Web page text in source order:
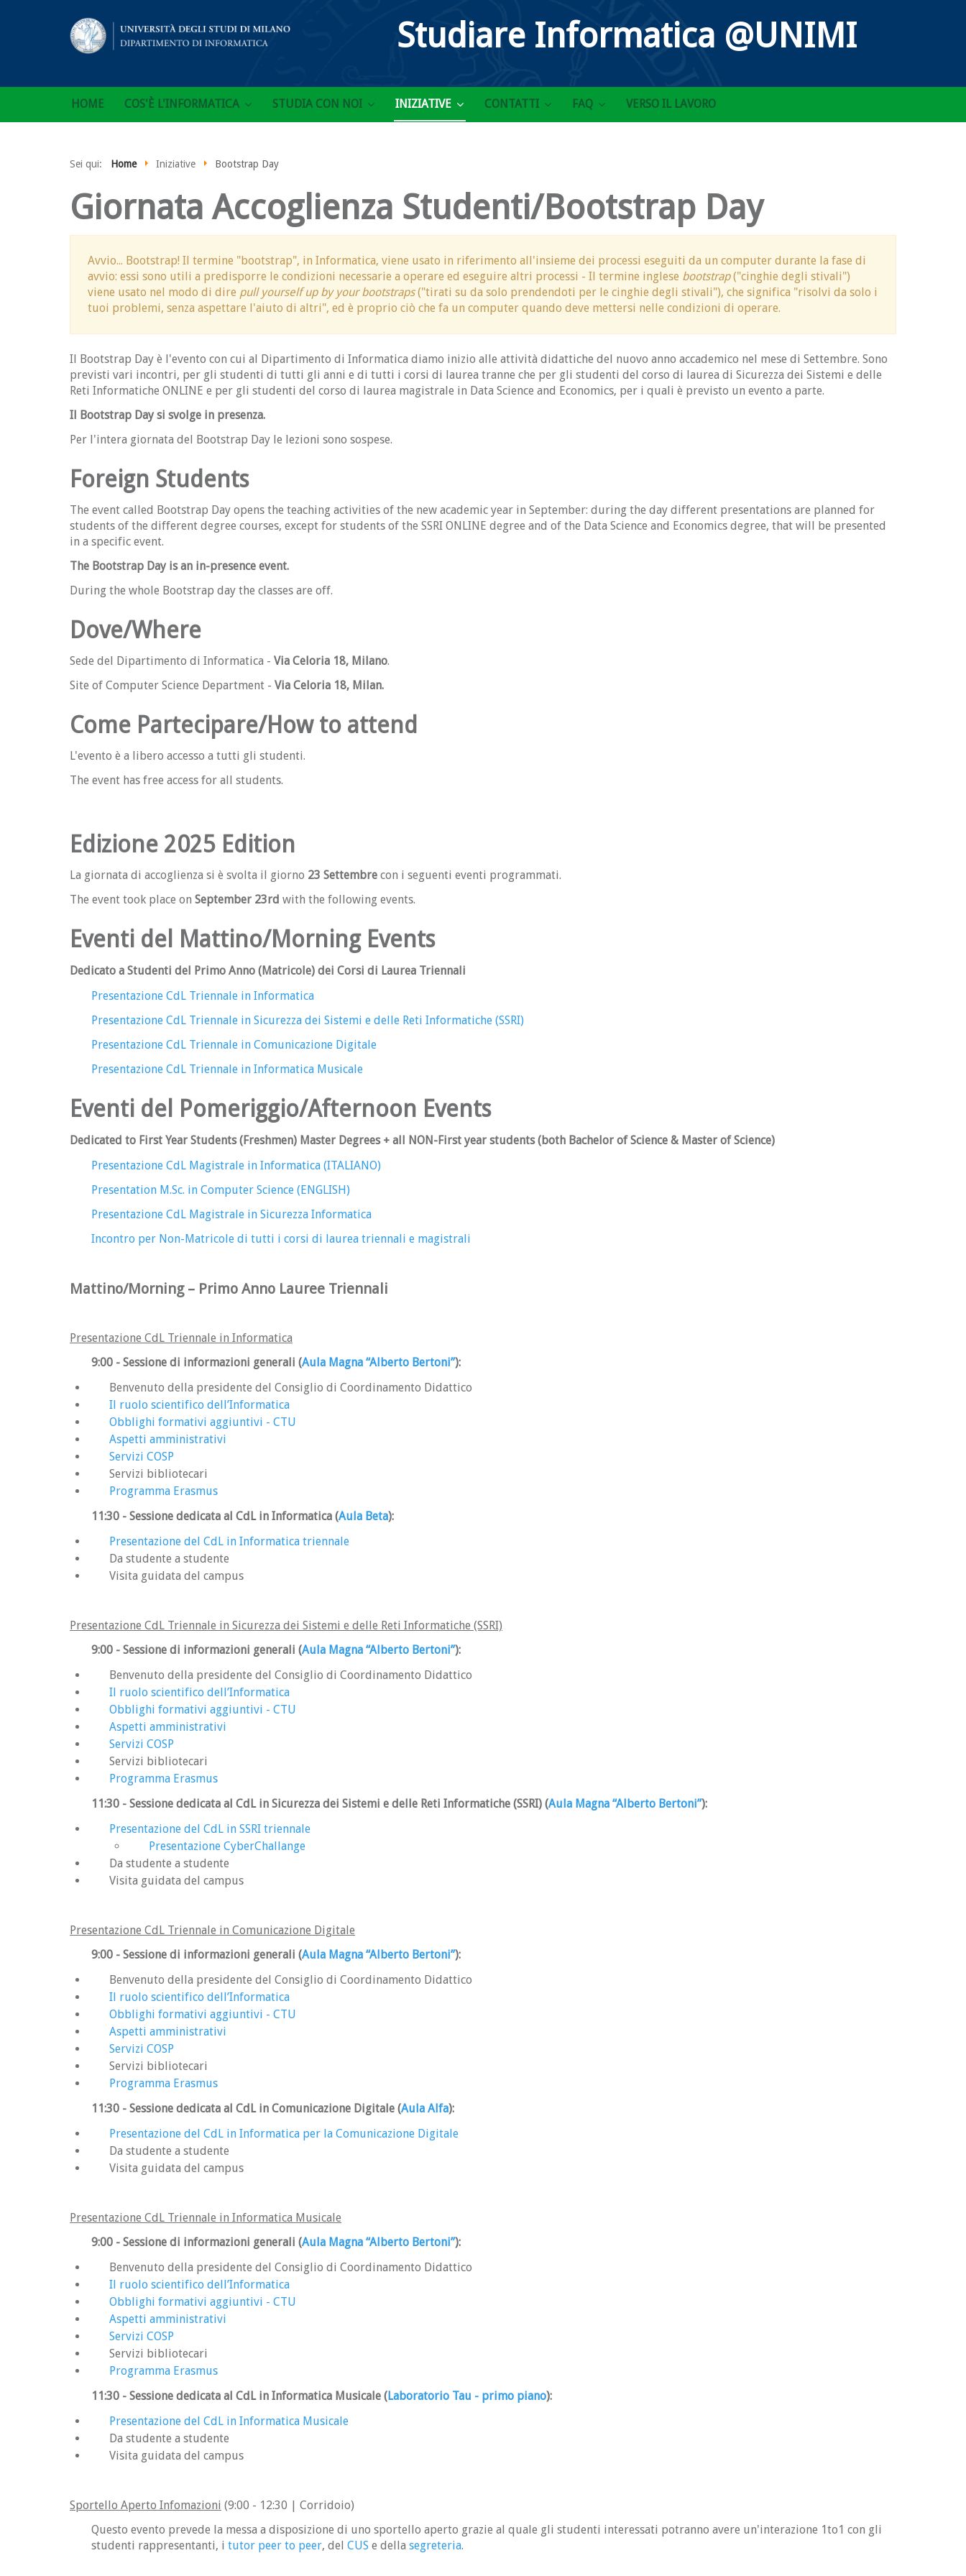
Studiare Informatica @UNIMI
HOME COS'È L'INFORMATICA STUDIA CON NOI INIZIATIVE CONTATTI FAQ VERSO IL LAVORO
Sei qui: Home Iniziative Bootstrap Day
Giornata Accoglienza Studenti/Bootstrap Day
Avvio... Bootstrap! Il termine "bootstrap", in Informatica, viene usato in riferimento all'insieme dei processi eseguiti da un computer durante la fase di
avvio: essi sono utili a predisporre le condizioni necessarie a operare ed eseguire altri processi - Il termine inglese bootstrap("cinghie degli stivali")
viene usato nel modo di dire pull yourself up by your bootstraps("tirati su da solo prendendoti per le cinghie degli stivali"), che significa "risolvi da solo i
tuoi problemi, senza aspettare l'aiuto di altri", ed è proprio ciò che fa un computer quando deve mettersi nelle condizioni di operare.
Il Bootstrap Day è l'evento con cui al Dipartimento di Informatica diamo inizio alle attività didattiche del nuovo anno accademico nel mese di Settembre. Sono
previsti vari incontri, per gli studenti di tutti gli anni e di tutti i corsi di laurea tranne che per gli studenti del corso di laurea di Sicurezza dei Sistemi e delle
Reti Informatiche ONLINE e per gli studenti del corso di laurea magistrale in Data Science and Economics, per i quali è previsto un evento a parte.
Il Bootstrap Day si svolge in presenza.
Per l'intera giornata del Bootstrap Day le lezioni sono sospese.
Foreign Students
The event called Bootstrap Day opens the teaching activities of the new academic year in September: during the day different presentations are planned for
students of the different degree courses, except for students of the SSRI ONLINE degree and of the Data Science and Economics degree, that will be presented
in a specific event.
The Bootstrap Day is an in-presence event.
During the whole Bootstrap day the classes are off.
Dove/Where
Sede del Dipartimento di Informatica - Via Celoria 18, Milano.
Site of Computer Science Department - Via Celoria 18, Milan.
Come Partecipare/How to attend
L'evento è a libero accesso a tutti gli studenti.
The event has free access for all students.
Edizione 2025 Edition
La giornata di accoglienza si è svolta il giorno 23 Settembre con i seguenti eventi programmati.
The event took place on September 23rd with the following events.
Eventi del Mattino/Morning Events
Dedicato a Studenti del Primo Anno (Matricole) dei Corsi di Laurea Triennali
Presentazione CdL Triennale in Informatica
Presentazione CdL Triennale in Sicurezza dei Sistemi e delle Reti Informatiche (SSRI)
Presentazione CdL Triennale in Comunicazione Digitale
Presentazione CdL Triennale in Informatica Musicale
Eventi del Pomeriggio/Afternoon Events
Dedicated to First Year Students (Freshmen) Master Degrees + all NON-First year students (both Bachelor of Science & Master of Science)
Presentazione CdL Magistrale in Informatica (ITALIANO)
Presentation M.Sc. in Computer Science (ENGLISH)
Presentazione CdL Magistrale in Sicurezza Informatica
Incontro per Non-Matricole di tutti i corsi di laurea triennali e magistrali
Mattino/Morning – Primo Anno Lauree Triennali
Presentazione CdL Triennale in Informatica
9:00 - Sessione di informazioni generali (Aula Magna “Alberto Bertoni”):
Benvenuto della presidente del Consiglio di Coordinamento Didattico
Il ruolo scientifico dell’Informatica
Obblighi formativi aggiuntivi - CTU
Aspetti amministrativi
Servizi COSP
Servizi bibliotecari
Programma Erasmus
11:30 - Sessione dedicata al CdL in Informatica (Aula Beta):
Presentazione del CdL in Informatica triennale
Da studente a studente
Visita guidata del campus
Presentazione CdL Triennale in Sicurezza dei Sistemi e delle Reti Informatiche (SSRI)
9:00 - Sessione di informazioni generali (Aula Magna “Alberto Bertoni”):
Benvenuto della presidente del Consiglio di Coordinamento Didattico
Il ruolo scientifico dell’Informatica
Obblighi formativi aggiuntivi - CTU
Aspetti amministrativi
Servizi COSP
Servizi bibliotecari
Programma Erasmus
11:30 - Sessione dedicata al CdL in Sicurezza dei Sistemi e delle Reti Informatiche (SSRI) (Aula Magna “Alberto Bertoni”):
Presentazione del CdL in SSRI triennale
Presentazione CyberChallange
Da studente a studente
Visita guidata del campus
Presentazione CdL Triennale in Comunicazione Digitale
9:00 - Sessione di informazioni generali (Aula Magna “Alberto Bertoni”):
Benvenuto della presidente del Consiglio di Coordinamento Didattico
Il ruolo scientifico dell’Informatica
Obblighi formativi aggiuntivi - CTU
Aspetti amministrativi
Servizi COSP
Servizi bibliotecari
Programma Erasmus
11:30 - Sessione dedicata al CdL in Comunicazione Digitale (Aula Alfa):
Presentazione del CdL in Informatica per la Comunicazione Digitale
Da studente a studente
Visita guidata del campus
Presentazione CdL Triennale in Informatica Musicale
9:00 - Sessione di informazioni generali (Aula Magna “Alberto Bertoni”):
Benvenuto della presidente del Consiglio di Coordinamento Didattico
Il ruolo scientifico dell’Informatica
Obblighi formativi aggiuntivi - CTU
Aspetti amministrativi
Servizi COSP
Servizi bibliotecari
Programma Erasmus
11:30 - Sessione dedicata al CdL in Informatica Musicale (Laboratorio Tau - primo piano):
Presentazione del CdL in Informatica Musicale
Da studente a studente
Visita guidata del campus
Sportello Aperto Infomazioni (9:00 - 12:30 | Corridoio)
Questo evento prevede la messa a disposizione di uno sportello aperto grazie al quale gli studenti interessati potranno avere un'interazione 1to1 con gli
studenti rappresentanti, i tutor peer to peer, del CUS e della segreteria.